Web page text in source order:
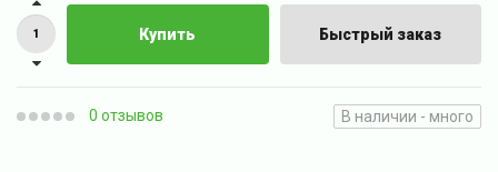
Купить Быстрый заказ
0 отзывов В наличии - много